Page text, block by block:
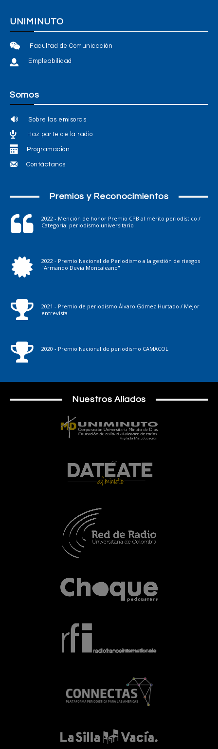
UNIMINUTO
Facultad de Comunicación
Empleabilidad
Somos
Sobre las emisoras
Haz parte de la radio
Programación
Contáctanos
Premios y Reconocimientos
2022 - Mención de honor Premio CPB al mérito periodístico /
Categoría: periodismo universitario
2022 - Premio Nacional de Periodismo a la gestión de riesgos
"Armando Devia Moncaleano"
2021 - Premio de periodismo Álvaro Gómez Hurtado / Mejor
entrevista
2020 - Premio Nacional de periodismo CAMACOL
Nuestros Aliados